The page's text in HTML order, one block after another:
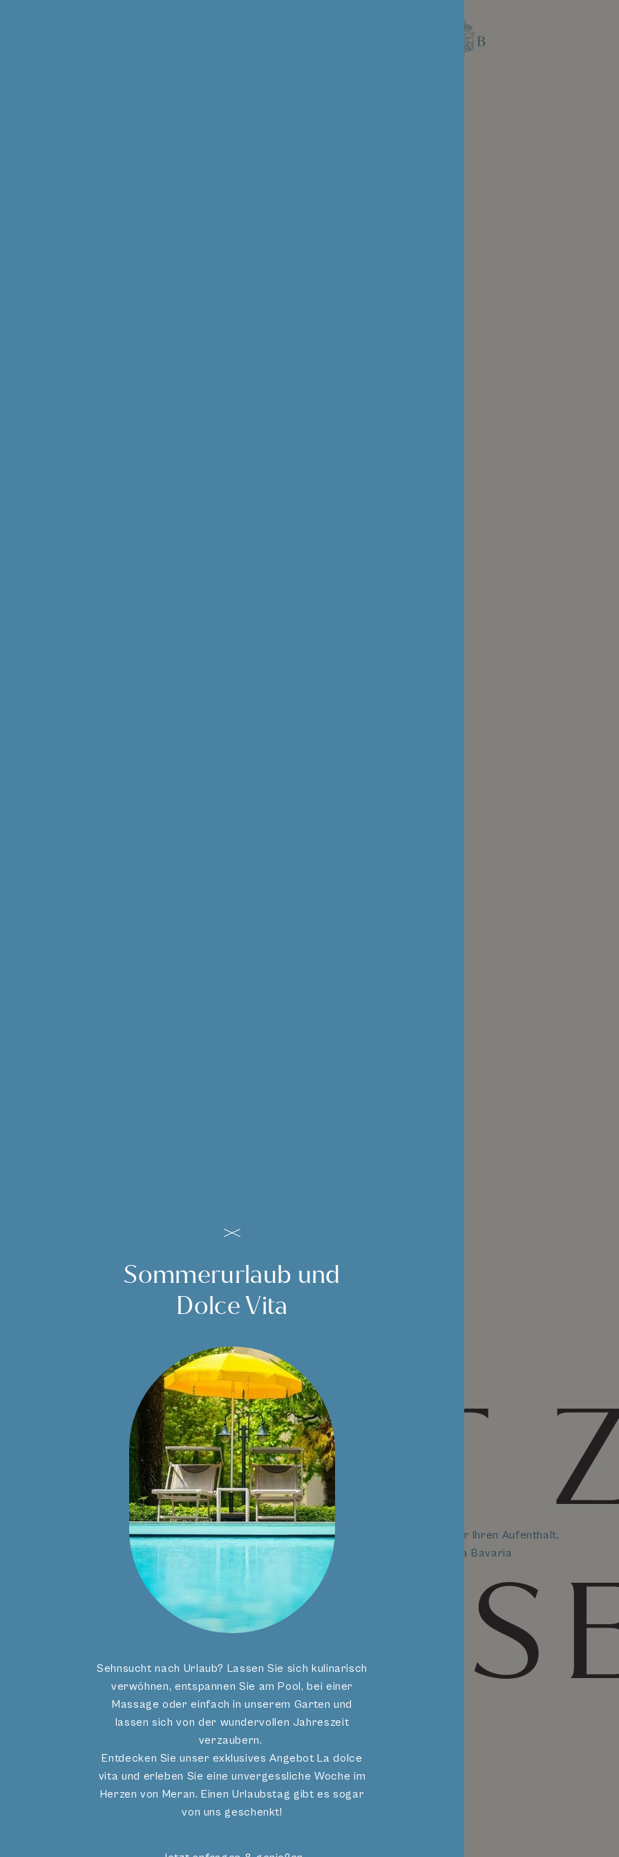
Sommerurlaub und
Dolce Vita
Sehnsucht nach Urlaub? Lassen Sie sich kulinarisch
verwöhnen, entspannen Sie am Pool, bei einer
Massage oder einfach in unserem Garten und
lassen sich von der wundervollen Jahreszeit
verzaubern.
Entdecken Sie unser exklusives Angebot La dolce
vita und erleben Sie eine unvergessliche Woche im
Herzen von Meran. Einen Urlaubstag gibt es sogar
von uns geschenkt!
Wissenswertes für Ihren Aufenthalt,
Hotel Villa Bavaria
GUT